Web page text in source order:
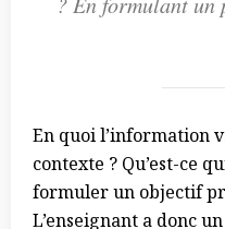
En quoi l’information
contexte ? Qu’est-ce
formuler un objectif
L’enseignant a donc